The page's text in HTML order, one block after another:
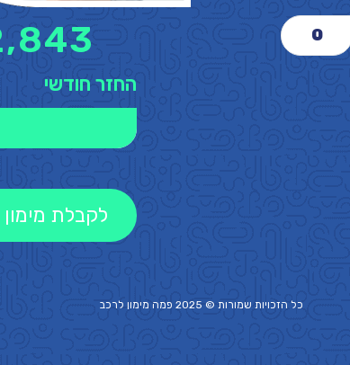
0
החזר חודשי
לקבלת
כל הזכויות שמורות © 2025 פמה מימון לרכב